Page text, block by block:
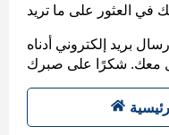
بريد إلكتروني أدناه